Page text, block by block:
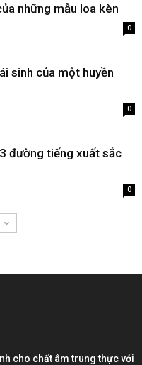
những mẫu loa kèn
0
sinh của một huyền
0
đường tiếng xuất sắc
0
cho chất âm trung thực với